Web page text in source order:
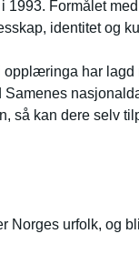
1993. Formålet
identitet og
opplæringa har
så kan dere selv
Norges urfolk, og